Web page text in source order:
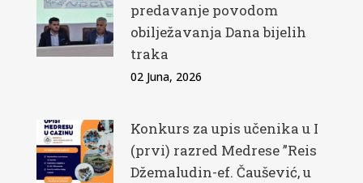
predavanje povodom
obilježavanja Dana bijelih
traka
02 Juna, 2026
Konkurs za upis učenika u I
(prvi) razred Medrese ”Reis
Džemaludin-ef. Čaušević, u